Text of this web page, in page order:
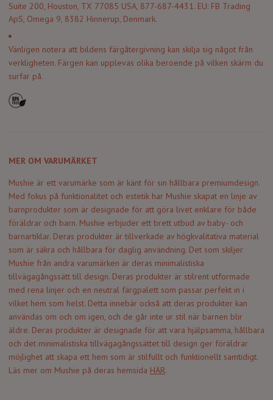
Suite 200, Houston, TX 77085 USA, 877-687-4431. EU: FB Trading
ApS, Omega 9, 8382 Hinnerup, Denmark.
Vänligen notera att bildens färgåtergivning kan skilja sig något från
verkligheten. Färgen kan upplevas olika beroende på vilken skärm du
surfar på.
MER OM VARUMÄRKET
Mushie är ett varumärke som är känt för sin hållbara premiumdesign.
Med fokus på funktionalitet och estetik har Mushie skapat en linje av
barnprodukter som är designade för att göra livet enklare för både
föräldrar och barn. Mushie erbjuder ett brett utbud av baby- och
barnartiklar. Deras produkter är tillverkade av högkvalitativa material
som är säkra och hållbara för daglig användning. Det som skiljer
Mushie från andra varumärken är deras minimalistiska
tillvägagångssätt till design. Deras produkter är stilrent utformade
med rena linjer och en neutral färgpalett som passar perfekt in i
vilket hem som helst. Detta innebär också att deras produkter kan
användas om och om igen, och de går inte ur stil när barnen blir
äldre. Deras produkter är designade för att vara hjälpsamma, hållbara
och det minimalistiska tillvägagångssättet till design ger föräldrar
möjlighet att skapa ett hem som är stilfullt och funktionellt samtidigt.
Läs mer om Mushie på deras hemsida HÄR.